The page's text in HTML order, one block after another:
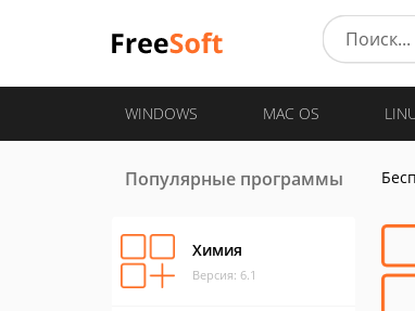
WINDOWS MAC OS
Популярные программы
Химия
Версия: 6.1